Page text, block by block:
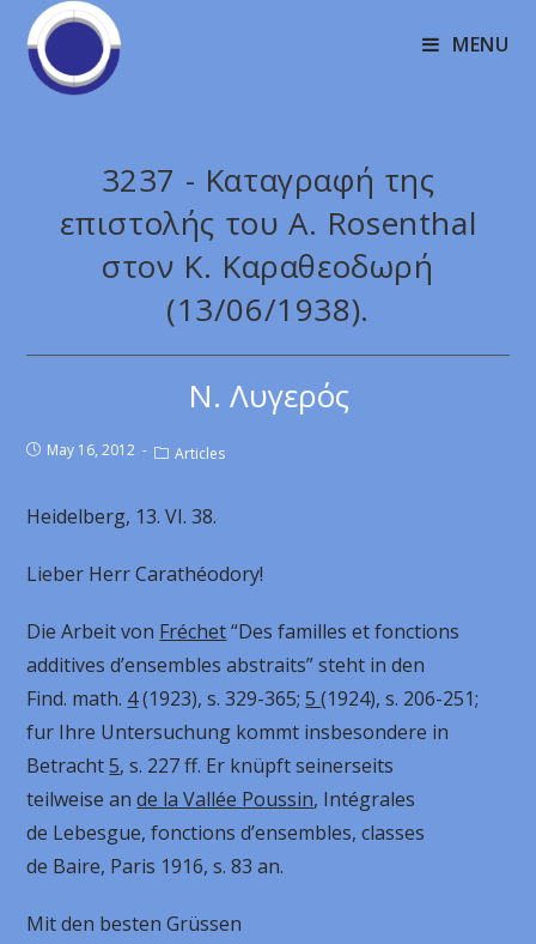
MENU
3237 - Καταγραφή της
επιστολής του A. Rosenthal
στον Κ. Καραθεοδωρή
(13/06/1938).
Ν. Λυγερός
May 16, 2012 Articles
Heidelberg, 13. VI. 38.
Lieber Herr Carathéodory!
Die Arbeit von Fréchet“Des familles et fonctions
additives d’ensembles abstraits” steht in den
Find. math. 4(1923), s. 329-365;5(1924), s. 206-251;
fur Ihre Untersuchung kommt insbesondere in
Betracht5, s. 227 ff. Er knüpft seinerseits
teilweise ande la Vallée Poussin, Intégrales
de Lebesgue, fonctions d’ensembles, classes
de Baire, Paris 1916, s. 83 an.
Mit den besten Grüssen